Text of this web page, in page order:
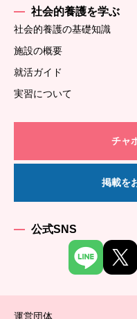
社会的養護を学ぶ
社会的養護の基礎知識
施設の概要
就活ガイド
実習について
チャ
掲載を
公式SNS
運営団体